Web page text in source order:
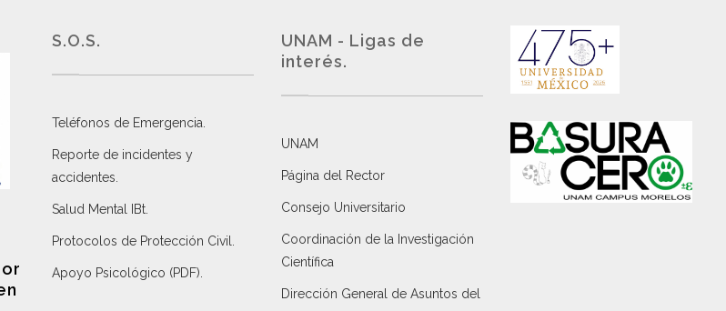
S.O.S.
Teléfonos de Emergencia.
Reporte de incidentes y
accidentes
Salud Mental IBt
Protocolos de Protección Civil
Apoyo Psicológico (PDF)
UNAM - Ligas de
interés.
UNAM
Página del Rector
Consejo Universitario
Coordinación de la Investigación
Científica
Dirección General de Asuntos del